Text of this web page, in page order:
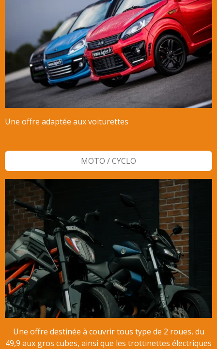
Une offre adaptée aux voiturettes
MOTO / CYCLO
Une offre destinée à couvrir tous type de 2 roues, du
49,9 aux gros cubes, ainsi que les trottinettes électriques